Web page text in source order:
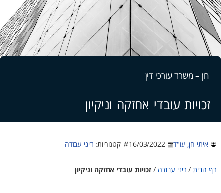
מקרקעין
פשיטות רגל
זכויות עובדי אחזקה וניקיון
חן – משרד עורכי דין
איתי חן, עו"ד 16/03/2022 קטגוריות: דיני עבודה
דף הבית / דיני עבודה / זכויות עובדי אחזקה וניקיון